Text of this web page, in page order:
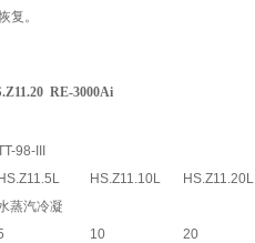
复。
RE-3000Ai
98-III
HS.Z11.5L HS.Z11.10L HS.Z11.20L
蒸汽冷凝
10 20